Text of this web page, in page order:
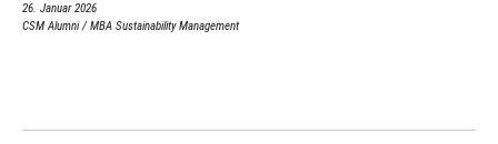
26. Januar 2026
CSM Alumni/MBA Sustainability Management